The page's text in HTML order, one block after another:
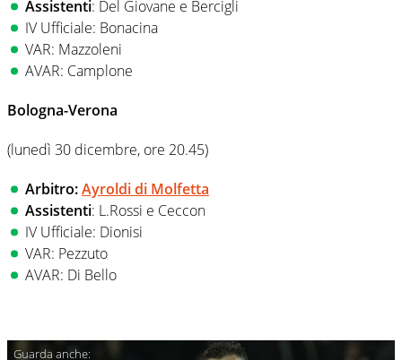
Assistenti: Del Giovane e Bercigli
IV Ufficiale: Bonacina
VAR: Mazzoleni
AVAR: Camplone
Bologna-Verona
(lunedì 30 dicembre, ore 20.45)
Arbitro:Ayroldi di Molfetta
Assistenti: L.Rossi e Ceccon
IV Ufficiale: Dionisi
VAR: Pezzuto
AVAR: Di Bello